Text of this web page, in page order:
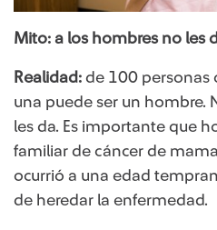
Mito: a los hombres no les
Realidad: de 100 personas
una puede ser un hombre.
les da. Es importante que
familiar de cáncer de
ocurrió a una edad
de heredar la enfermedad.